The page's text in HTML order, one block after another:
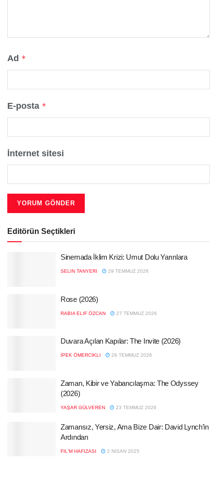
Ad *
E-posta *
İnternet sitesi
Editörün Seçtikleri
Sinemada İklim Krizi: Umut Dolu Yarınlara
SELIN TANYERI 29 TEMMUZ 2026
Rose (2026)
RABIA ELIF ÖZCAN 27 TEMMUZ 2026
Duvara Açılan Kapılar: The Invite (2026)
İPEK ÖMERCIKLI 26 TEMMUZ 2026
Zaman, Kibir ve Yabancılaşma: The Odyssey
(2026)
YAŞAR GÜLVEREN 23 TEMMUZ 2026
Zamansız, Yersiz, Ama Bize Dair: David Lynch’in
Ardından
FIL'M HAFIZASI 2 NISAN 2025